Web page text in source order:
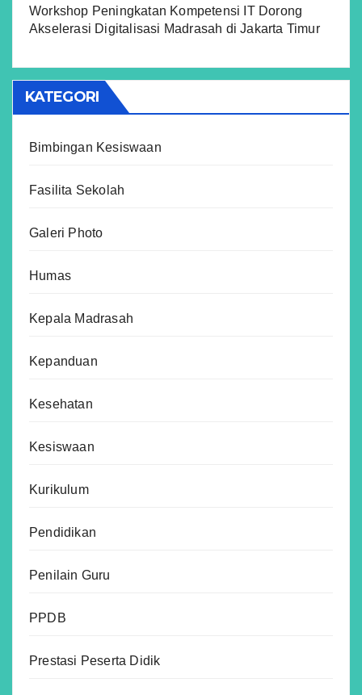
Workshop Peningkatan Kompetensi IT Dorong
Akselerasi Digitalisasi Madrasah di Jakarta Timur
KATEGORI
Bimbingan Kesiswaan
Fasilita Sekolah
Galeri Photo
Humas
Kepala Madrasah
Kepanduan
Kesehatan
Kesiswaan
Kurikulum
Pendidikan
Penilain Guru
PPDB
Prestasi Peserta Didik